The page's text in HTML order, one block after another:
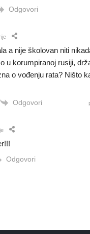
Odgovori
a nije školovan niti
u korumpiranoj rusiji,
o vođenju rata? Ništo
Odgovori
Odgovori